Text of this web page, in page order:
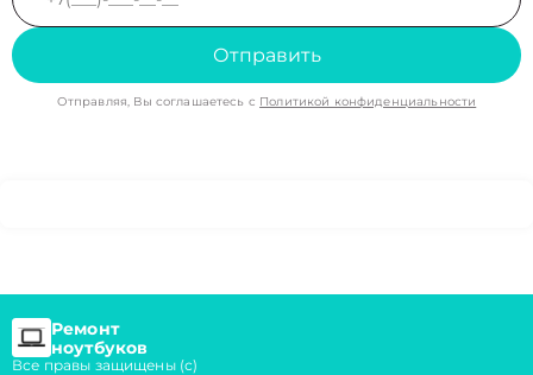
Отправить
Отправляя, Вы соглашаетесь с Политикой конфиденциальности
Ремонт
ноутбуков
Все правы защищены (с)